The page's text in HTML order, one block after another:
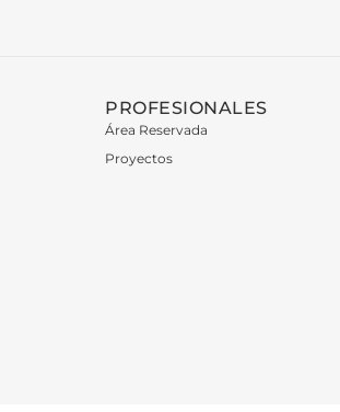
PROFESIONALES
Área Reservada
Proyectos